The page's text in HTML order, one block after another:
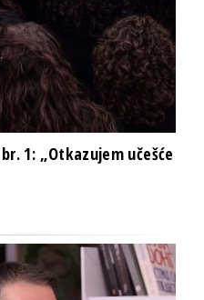
1: „Otkazujem učešće